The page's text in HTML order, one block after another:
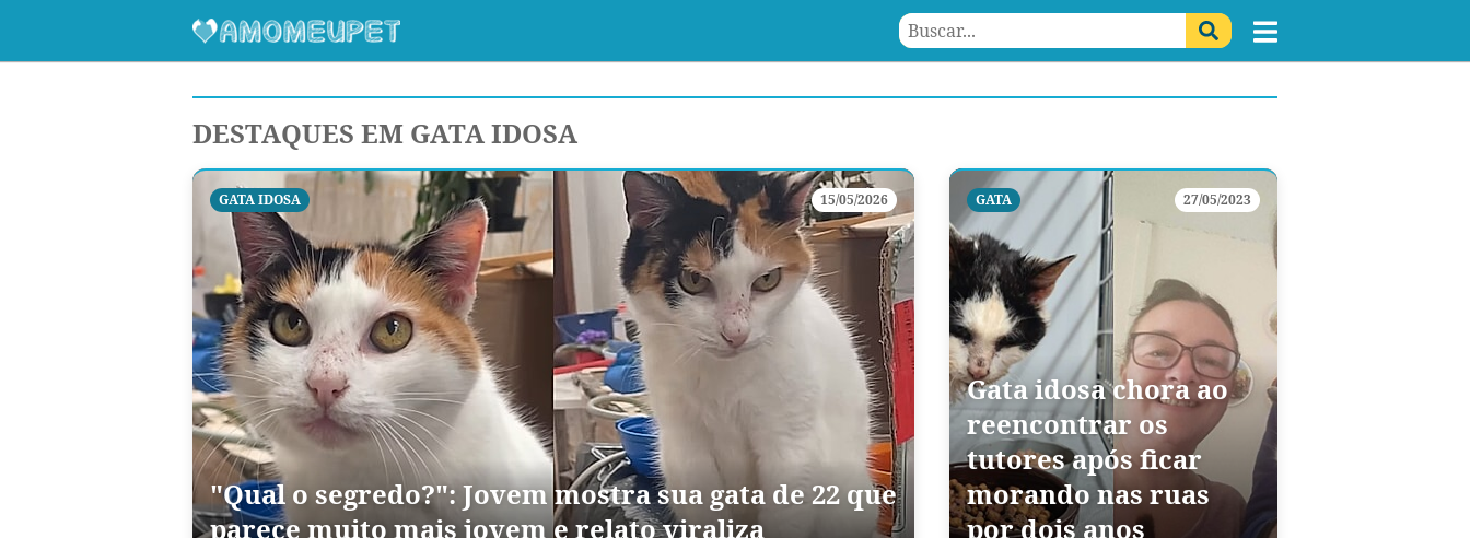
DESTAQUES EM GATA IDOSA
GATA IDOSA 15/05/2026
"Qual o segredo?": Jovem mostra sua gata de 22 que
parece muito mais jovem e relato viraliza
GATA 27/05/2023
Gata idosa chora ao
reencontrar os
tutores após ficar
morando nas ruas
por dois anos